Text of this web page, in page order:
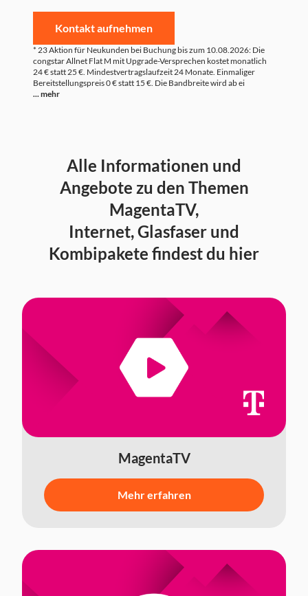
Kontakt aufnehmen
* 23 Aktion für Neukunden bei Buchung bis zum 10.08.2026: Die
congstar Allnet Flat M mit Upgrade-Versprechen kostet monatlich
24 € statt 25 €. Mindestvertragslaufzeit 24 Monate. Einmaliger
Bereitstellungspreis 0 € statt 15 €. Die Bandbreite wird ab ei
... mehr
Alle Informationen und
Angebote zu den Themen
MagentaTV,
Internet, Glasfaser und
Kombipakete findest du hier
MagentaTV
Mehr erfahren